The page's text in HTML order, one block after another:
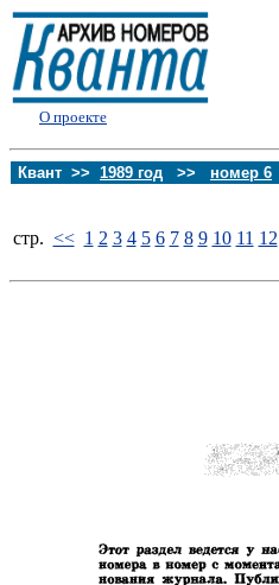
О проекте
Квант >> 1989 год >> номер 6
стp. << 1 2 3 4 5 6 7 8 9 10 11 12